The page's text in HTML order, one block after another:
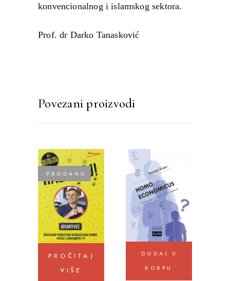
konvencionalnog i islamskog sektora.
Prof. dr Darko Tanasković
Povezani proizvodi
PRODANO
PROČITAJ
VIŠE
DODAJ U
KORPU